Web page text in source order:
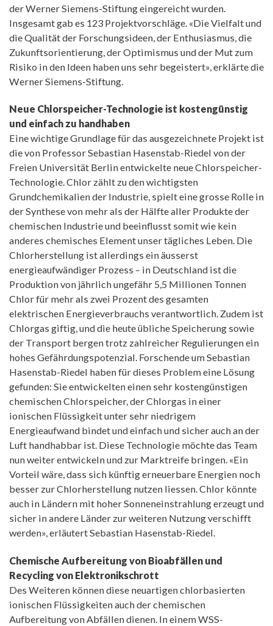
der Werner Siemens-Stiftung eingereicht wurden.
Insgesamt gab es 123 Projektvorschläge. «Die Vielfalt und
die Qualität der Forschungsideen, der Enthusiasmus, die
Zukunftsorientierung, der Optimismus und der Mut zum
Risiko in den Ideen haben uns sehr begeistert», erklärte die
Werner Siemens-Stiftung.
Neue Chlorspeicher-Technologie ist kostengünstig
und einfach zu handhaben
Eine wichtige Grundlage für das ausgezeichnete Projekt ist
die von Professor Sebastian Hasenstab-Riedel von der
Freien Universität Berlin entwickelte neue Chlorspeicher-
Technologie. Chlor zählt zu den wichtigsten
Grundchemikalien der Industrie, spielt eine grosse Rolle in
der Synthese von mehr als der Hälfte aller Produkte der
chemischen Industrie und beeinflusst somit wie kein
anderes chemisches Element unser tägliches Leben. Die
Chlorherstellung ist allerdings ein äusserst
energieaufwändiger Prozess – in Deutschland ist die
Produktion von jährlich ungefähr 5,5 Millionen Tonnen
Chlor für mehr als zwei Prozent des gesamten
elektrischen Energieverbrauchs verantwortlich. Zudem ist
Chlorgas giftig, und die heute übliche Speicherung sowie
der Transport bergen trotz zahlreicher Regulierungen ein
hohes Gefährdungspotenzial. Forschende um Sebastian
Hasenstab-Riedel haben für dieses Problem eine Lösung
gefunden: Sie entwickelten einen sehr kostengünstigen
chemischen Chlorspeicher, der Chlorgas in einer
ionischen Flüssigkeit unter sehr niedrigem
Energieaufwand bindet und einfach und sicher auch an der
Luft handhabbar ist. Diese Technologie möchte das Team
nun weiter entwickeln und zur Marktreife bringen. «Ein
Vorteil wäre, dass sich künftig erneuerbare Energien noch
besser zur Chlorherstellung nutzen liessen. Chlor könnte
auch in Ländern mit hoher Sonneneinstrahlung erzeugt und
sicher in andere Länder zur weiteren Nutzung verschifft
werden», erläutert Sebastian Hasenstab-Riedel.
Chemische Aufbereitung von Bioabfällen und
Recycling von Elektronikschrott
Des Weiteren können diese neuartigen chlorbasierten
ionischen Flüssigkeiten auch der chemischen
Aufbereitung von Abfällen dienen. In einem WSS-